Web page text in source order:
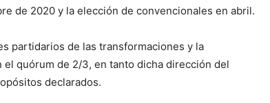
de 2020 y la elección de convencionales en abril.
partidarios de las transformaciones y la
quórum de 2/3, en tanto dicha dirección del
declarados.